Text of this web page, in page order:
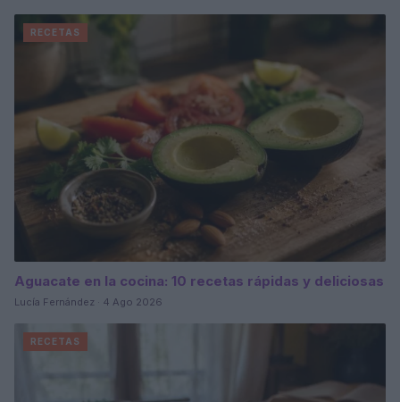
RECETAS
Aguacate en la cocina: 10 recetas rápidas y deliciosas
Lucía Fernández · 4 Ago 2026
RECETAS